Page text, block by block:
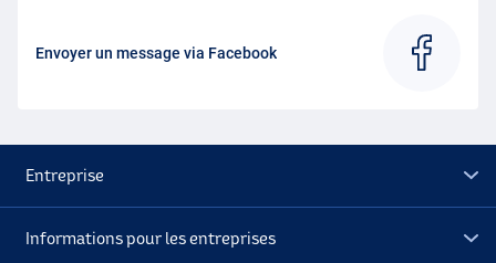
Envoyer un message via Facebook
Entreprise
Informations pour les entreprises